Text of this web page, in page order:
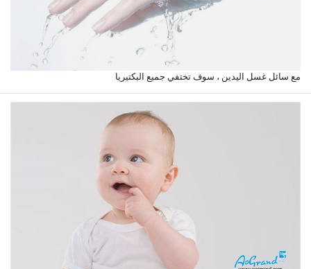
مع سائل غسل اليدين ، سوف تختفي جميع البكتيريا